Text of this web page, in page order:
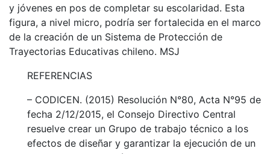
y jóvenes en pos de completar su escolaridad. Esta
figura, a nivel micro, podría ser fortalecida en el marco
de la creación de un Sistema de Protección de
Trayectorias Educativas chileno. MSJ
REFERENCIAS
– CODICEN. (2015) Resolución N°80, Acta N°95 de
fecha 2/12/2015, el Consejo Directivo Central
resuelve crear un Grupo de trabajo técnico a los
efectos de diseñar y garantizar la ejecución de un